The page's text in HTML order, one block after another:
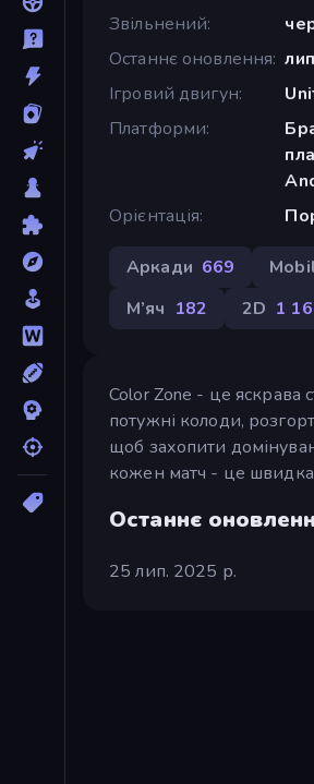
Звільнений
Останнє оновлення
Ігровий двигун
Платформи
Орієнтація
Аркади 669
М’яч 182 2D 1
Color Zone - це яскрава
потужні колоди,
щоб захопити
кожен матч - це швидка
Останнє
25 лип. 2025 р.